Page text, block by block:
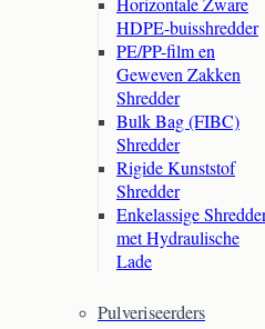
HDPE-buisshredder
PE/PP-film en
Geweven Zakken
Shredder
Bulk Bag (FIBC)
Shredder
Rigide Kunststof
Shredder
Enkelassige
met Hydraulische
Lade
Pulveriseerders